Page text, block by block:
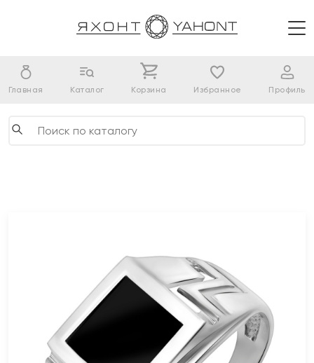
Главная Каталог Корзина Избранное Профиль